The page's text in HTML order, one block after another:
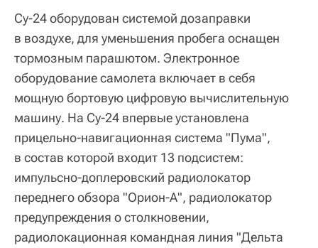
Су-24 оборудован системой дозаправки
в воздухе, для уменьшения пробега оснащен
тормозным парашютом. Электронное
оборудование самолета включает в себя
мощную бортовую цифровую вычислительную
машину. На Су-24 впервые установлена
прицельно-навигационная система "Пума",
в состав которой входит 13 подсистем:
импульсно-доплеровский радиолокатор
переднего обзора "Орион-А", радиолокатор
предупреждения о столкновении,
радиолокационная командная линия "Дельта